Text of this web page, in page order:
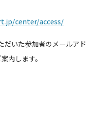
center/access/
だいた参加者のメールアド
内します。